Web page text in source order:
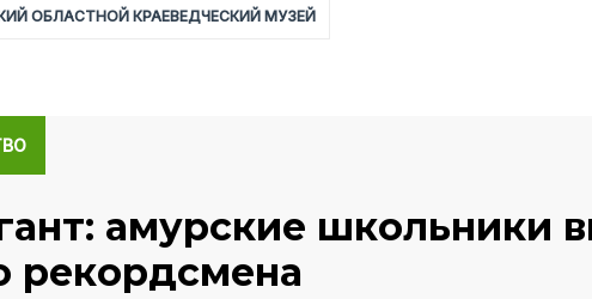
ОБЛАСТНОЙ КРАЕВЕДЧЕСКИЙ МУЗЕЙ
амурские школьники
рекордсмена